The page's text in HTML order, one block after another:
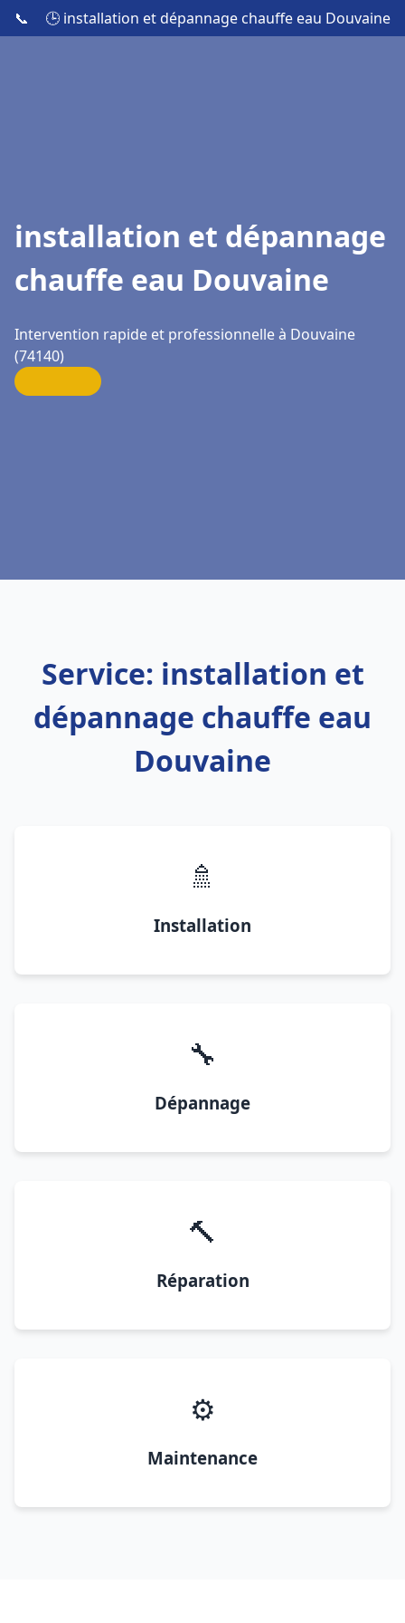
📞 🕒 installation et dépannage chauffe eau Douvaine
installation et dépannage
chauffe eau Douvaine
Intervention rapide et professionnelle à Douvaine
(74140)
Service: installation et
dépannage chauffe eau
Douvaine
🚿
Installation
🔧
Dépannage
🔨
Réparation
⚙️
Maintenance